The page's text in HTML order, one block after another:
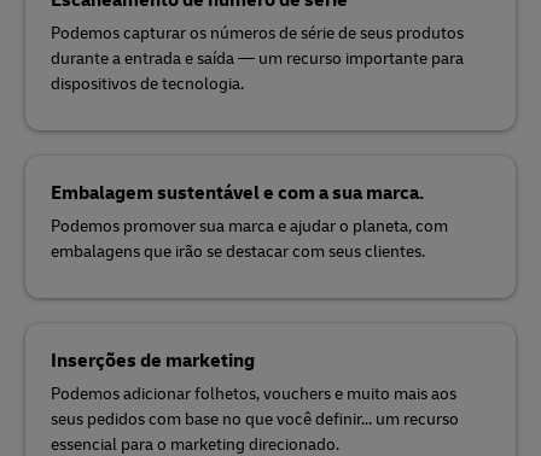
Podemos capturar os números de série de seus produtos
durante a entrada e saída — um recurso importante para
dispositivos de tecnologia.
Embalagem sustentável e com a sua marca.
Podemos promover sua marca e ajudar o planeta, com
embalagens que irão se destacar com seus clientes.
Inserções de marketing
Podemos adicionar folhetos, vouchers e muito mais aos
seus pedidos com base no que você definir... um recurso
essencial para o marketing direcionado.